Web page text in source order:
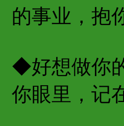
的事业，抱
◆好想做你
你眼里，记